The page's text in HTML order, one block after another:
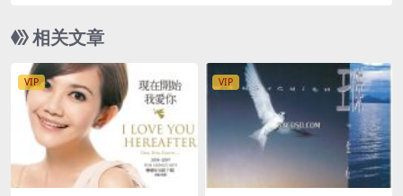
相关文章
VIP VIP